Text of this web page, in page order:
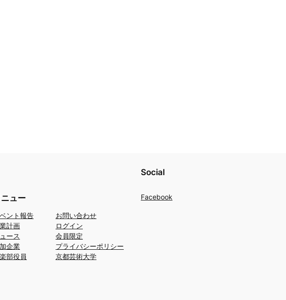
ニュー
ント報告
計画
ース
企業
部役員
お問い合わせ
ログイン
会員限定
プライバシーポリシー
京都芸術大学
Social
Facebook